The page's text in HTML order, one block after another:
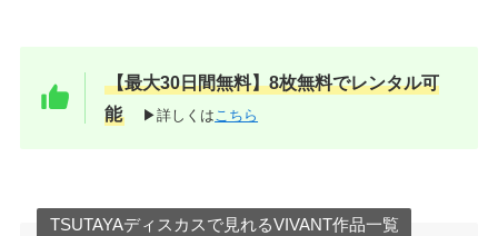
【最大30日間無料】8枚無料でレンタル可
能
▶詳しくはこちら
TSUTAYAディスカスで見れるVIVANT作品一覧